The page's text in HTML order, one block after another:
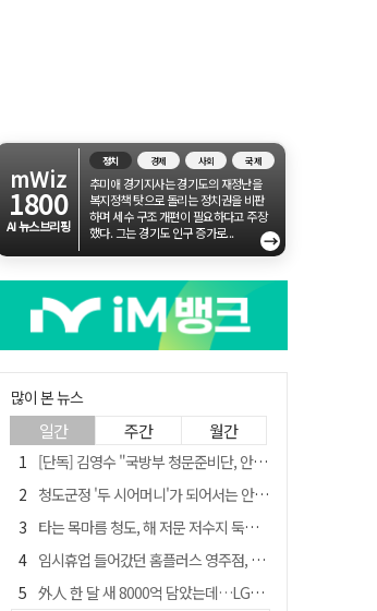
mWiz
1800
AI 뉴스브리핑
정치 경제 사회 국제
추미애 경기지사는 경기도의 재정난을
복지정책 탓으로 돌리는 정치권을 비판
하며 세수 구조 개편이 필요하다고 주장
했다. 그는 경기도 인구 증가로...
→
많이 본 뉴스
일간 주간 월간
[단독] 김영수 "국방부 청문준비단, 안규백 탈영 알고있었다"
청도군정 '두 시어머니'가 되어서는 안된다
타는 목마름 청도, 해 저문 저수지 둑에 군수가 서 있었다
임시휴업 들어갔던 홈플러스 영주점, 7일 영업 재개…지하 1층만 운영
外人 한 달 새 8000억 담았는데…LG이노텍 목표주가는 왜 엇갈릴까